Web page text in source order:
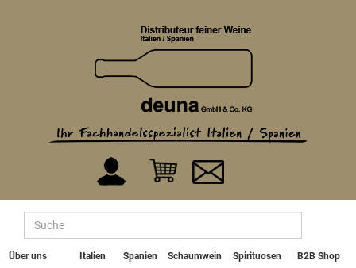
Über uns Italien Spanien Schaumwein Spirituosen B2B Shop